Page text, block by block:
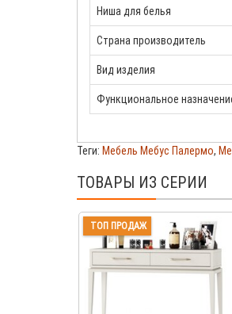
Ниша для белья
Страна производитель
Вид изделия
Функциональное
Теги: Мебель Мебус Палермо,
ТОВАРЫ ИЗ СЕРИИ
ТОП ПРОДАЖ